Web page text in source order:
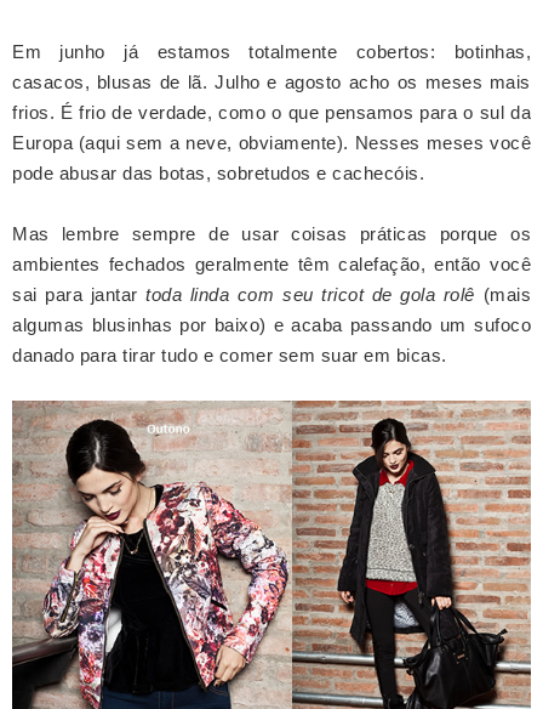
Em junho já estamos totalmente cobertos: botinhas,
casacos, blusas de lã. Julho e agosto acho os meses mais
frios. É frio de verdade, como o que pensamos para o sul da
Europa (aqui sem a neve, obviamente). Nesses meses você
pode abusar das botas, sobretudos e cachecóis.
Mas lembre sempre de usar coisas práticas porque os
ambientes fechados geralmente têm calefação, então você
sai para jantartoda linda com seu tricot de gola rolê (mais
algumas blusinhas por baixo) e acaba passando um sufoco
danado para tirar tudo e comer sem suar em bicas.